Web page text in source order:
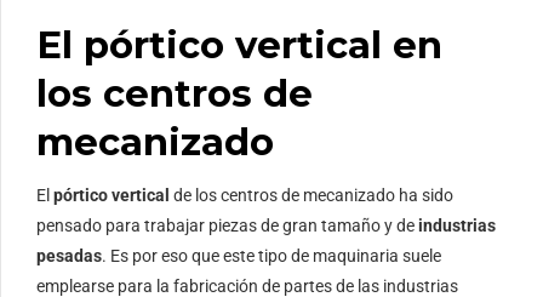
El pórtico vertical en
los centros de
mecanizado
El pórtico vertical de los centros de mecanizado ha sido
pensado para trabajar piezas de gran tamaño y deindustrias
pesadas. Es por eso que este tipo de maquinaria suele
emplearse para la fabricación de partes de las industrias